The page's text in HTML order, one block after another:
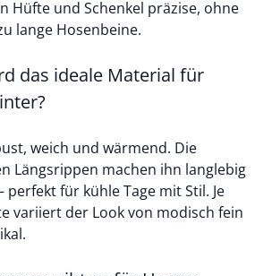
Hüfte und Schenkel präzise, ohne
lange Hosenbeine.
das ideale Material für
weich und wärmend. Die
Längsrippen machen ihn langlebig
perfekt für kühle Tage mit Stil. Je
variiert der Look von modisch fein